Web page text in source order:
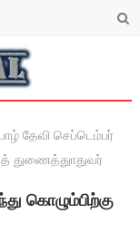
தேவி செப்டெம்பர்
துணைத்துாதுவர்
கொழும்பிற்கு